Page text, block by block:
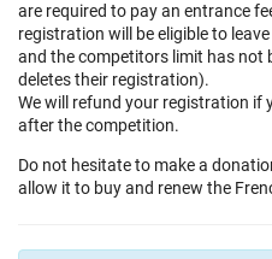
are required to pay an entrance
registration will be eligible to
and the competitors limit has not
deletes their registration).
We will refund your registration if
after the competition.
Do not hesitate to make a
allow it to buy and renew the